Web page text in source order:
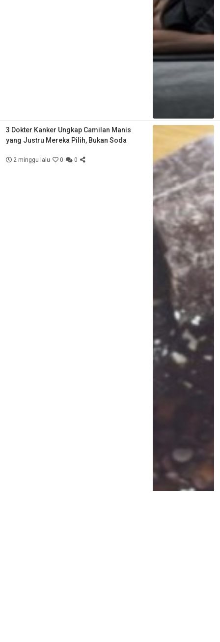
3 Dokter Kanker Ungkap Camilan Manis
yang Justru Mereka Pilih, Bukan Soda
2 minggu lalu 0 0